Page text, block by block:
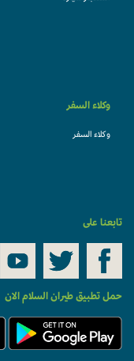
وكلاء السفر
وكلاء السفر
تابعنا على
حمل تطبيق طيران السلام الان